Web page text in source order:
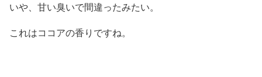
いや、甘い臭いで間違ったみたい。
これはココアの香りですね。